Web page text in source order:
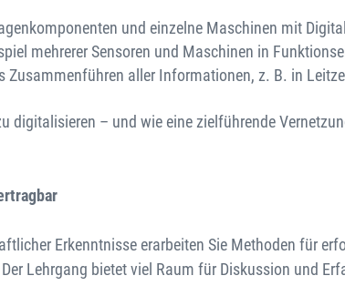
und einzelne Maschinen mit
mehrerer Sensoren und Maschinen in
Zusammenführen aller Informationen, z. B. in
digitalisieren – und wie eine zielführende
Erkenntnisse erarbeiten Sie Methoden für
Lehrgang bietet viel Raum für Diskussion und